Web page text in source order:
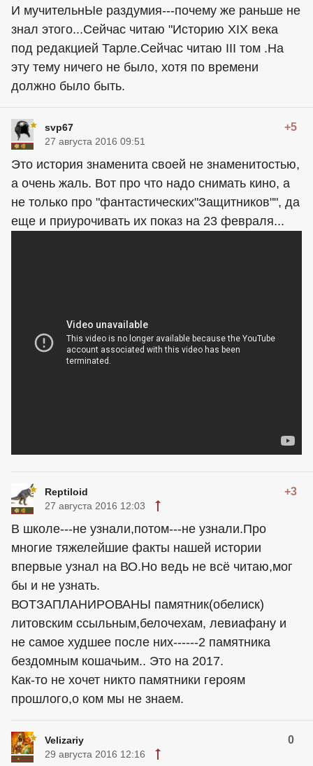
И мучительнЫе раздумия---почему же раньше не
знал этого...Сейчас читаю "Историю XIX века
под редакцией Тарле.Сейчас читаю III том .На
эту тему ничего не было, хотя по времени
должно было быть.
svp67 +5
27 августа 2016 09:51
Это история знаменита своей не знаменитостью,
а очень жаль. Вот про что надо снимать кино, а
не только про "фантастических"Защитников"", да
еще и приурочивать их показ на 23 февраля...
Reptiloid +3
27 августа 2016 12:03
В школе---не узнали,потом---не узнали.Про
многие тяжелейшие факты нашей истории
впервые узнал на ВО.Но ведь не всё читаю,мог
бы и не узнать.
ВОТЗАПЛАНИРОВАНЫ памятник(обелиск)
литовским ссыльным,белочехам, левиафану и
не самое худшее после них------2 памятника
бездомным кошачьим.. Это на 2017.
Как-то не хочет никто памятники героям
прошлого,о ком мы не знаем.
Velizariy 0
29 августа 2016 12:16